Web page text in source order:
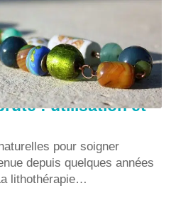
: utilisation et
pour soigner
depuis quelques années
lithothérapie…